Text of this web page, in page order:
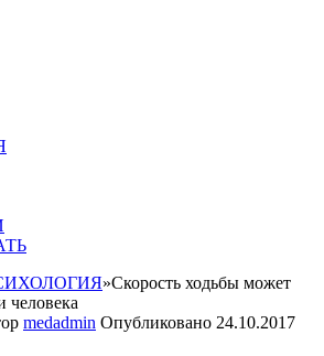
»Скорость ходьбы может
человека
medadmin Опубликовано 24.10.2017